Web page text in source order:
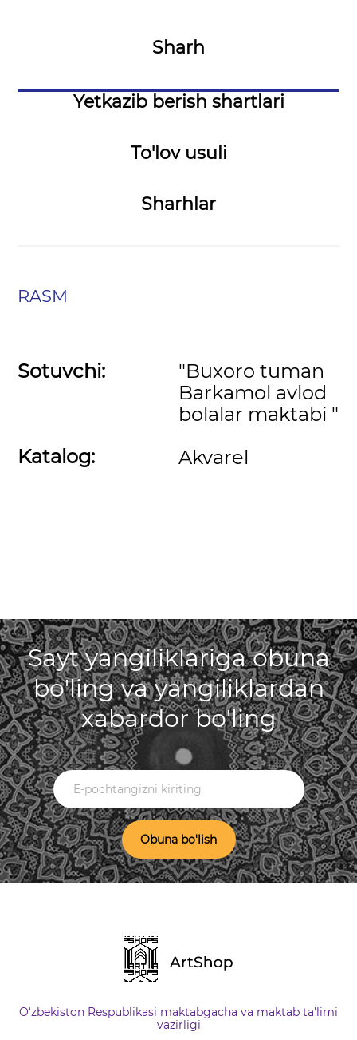
Sharh
Yetkazib berish shartlari
To'lov usuli
Sharhlar
RASM
Sotuvchi:
Katalog:
"Buxoro tuman
Barkamol avlod
bolalar maktabi "
Akvarel
Sayt yangiliklariga obuna
bo'ling va yangiliklardan
xabardor bo'ling
Obuna bo'lish
O‘zbekiston Respublikasi maktabgacha va maktab ta'limi
vazirligi